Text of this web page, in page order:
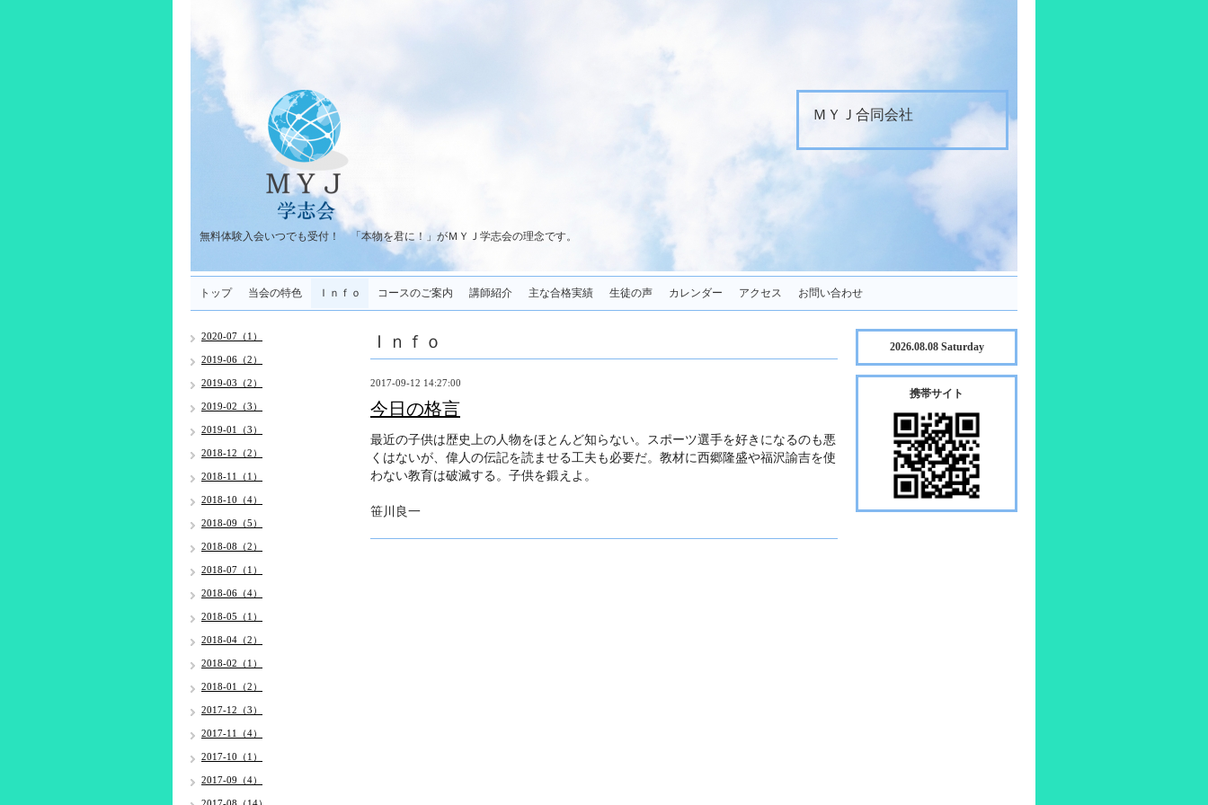
ＭＹＪ合同会社
無料体験入会いつでも受付！ 「本物を君に！」がＭＹＪ学志会の理念です。
トップ 当会の特色 Ｉｎｆｏ コースのご案内 講師紹介 主な合格実績 生徒の声 カレンダー アクセス お問い合わせ
Ｉｎｆｏ
2017-09-12 14:27:00
今日の格言
最近の子供は歴史上の人物をほとんど知らない。
スポーツ選手を好きになるのも悪
くはないが、 偉人の伝記を読ませる工夫も必要だ。 教材に西郷隆盛や福沢諭吉を使
わない教育は破滅する。 子供を鍛えよ。
笹川良一
2020-07（1）
2019-06（2）
2019-03（2）
2019-02（3）
2019-01（3）
2018-12（2）
2018-11（1）
2018-10（4）
2018-09（5）
2018-08（2）
2018-07（1）
2018-06（4）
2018-05（1）
2018-04（2）
2018-02（1）
2018-01（2）
2017-12（3）
2017-11（4）
2017-10（1）
2017-09（4）
2026.08.08 Saturday
携帯サイト